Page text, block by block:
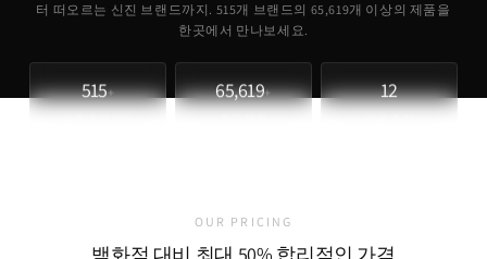
터 떠오르는 신진 브랜드까지. 515개 브랜드의 65,619개 이상의 제품을
한곳에서 만나보세요.
515+ 65,619+ 12
OUR PRICING